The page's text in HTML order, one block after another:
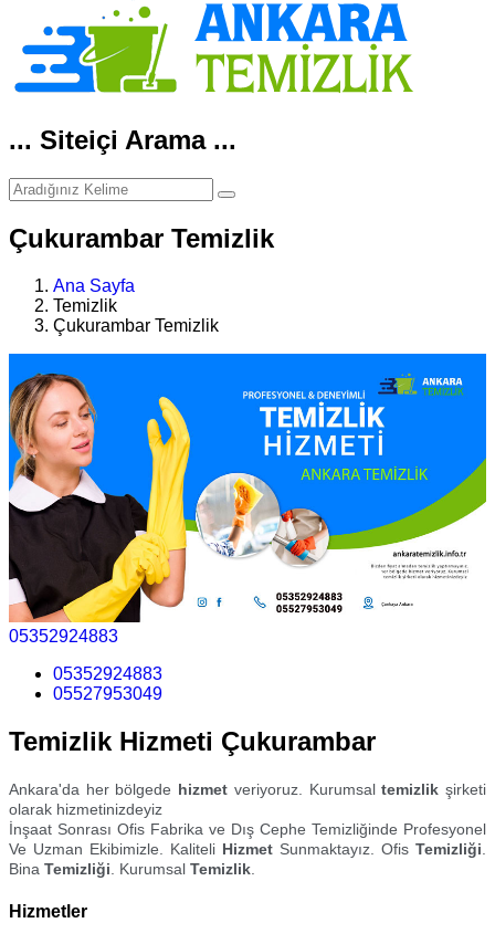
... Siteiçi Arama ...
Çukurambar Temizlik
Ana Sayfa
Temizlik
Çukurambar Temizlik
05352924883
05352924883
05527953049
Temizlik Hizmeti Çukurambar
Ankara'da her bölgede hizmet veriyoruz. Kurumsaltemizlik şirketi
olarak hizmetinizdeyiz
İnşaat Sonrası Ofis Fabrika ve Dış Cephe Temizliğinde Profesyonel
Ve Uzman Ekibimizle. Kaliteli Hizmet Sunmaktayız. Ofis Temizliği
Bina Temizliği . Kurumsal Temizlik
Hizmetler